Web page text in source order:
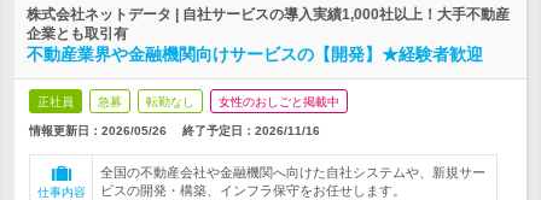
株式会社ネットデータ | 自社サービスの導入実績1,000社以上！大手不動産
企業とも取引有
不動産業界や金融機関向けサービスの【開発】★経験者歓迎
正社員 急募 転勤なし 女性のおしごと掲載中
情報更新日：2026/05/26 終了予定日： 2026/11/16
仕事内容
全国の不動産会社や金融機関へ向けた自社システムや、新規サー
ビスの開発・構築、インフラ保守をお任せします。